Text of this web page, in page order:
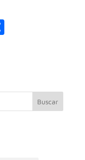
C
ar
Buscar